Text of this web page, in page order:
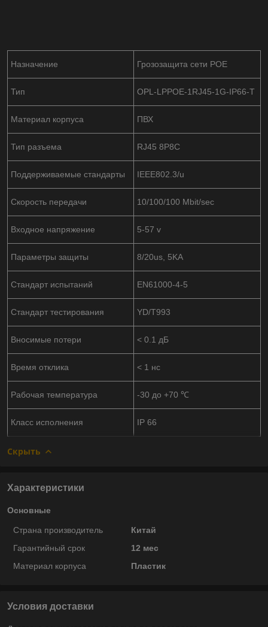
Назначение Грозозащита сети POE
Тип OPL-LPPOE-1RJ45-1G-IP66-T
Материал корпуса ПВХ
Тип разъема RJ45 8P8C
Поддерживаемые стандарты IEEE802.3/u
Скорость передачи 10/100/100 Mbit/sec
Входное напряжение 5-57 v
Параметры защиты 8/20us, 5KA
Стандарт испытаний EN61000-4-5
Стандарт тестирования YD/T993
Вносимые потери < 0.1 дБ
Время отклика < 1 нс
Рабочая температура -30 до +70 ℃
Класс исполнения IP 66
Скрыть
Характеристики
Основные
Страна производитель
Китай
Гарантийный срок
12 мес
Материал корпуса
Пластик
Условия доставки